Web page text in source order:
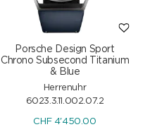
Porsche Design Sport
Chrono Subsecond Titanium
& Blue
Herrenuhr
6023.3.11.002.07.2
CHF4'450.00